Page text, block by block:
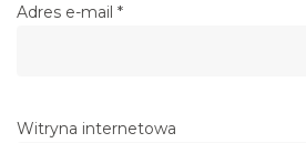
Adres e-mail *
Witryna internetowa